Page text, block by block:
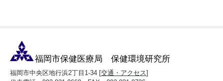
福岡市保健医療局 保健環境研究所
福岡市中央区地行浜2丁目1-34 [交通・アクセス]